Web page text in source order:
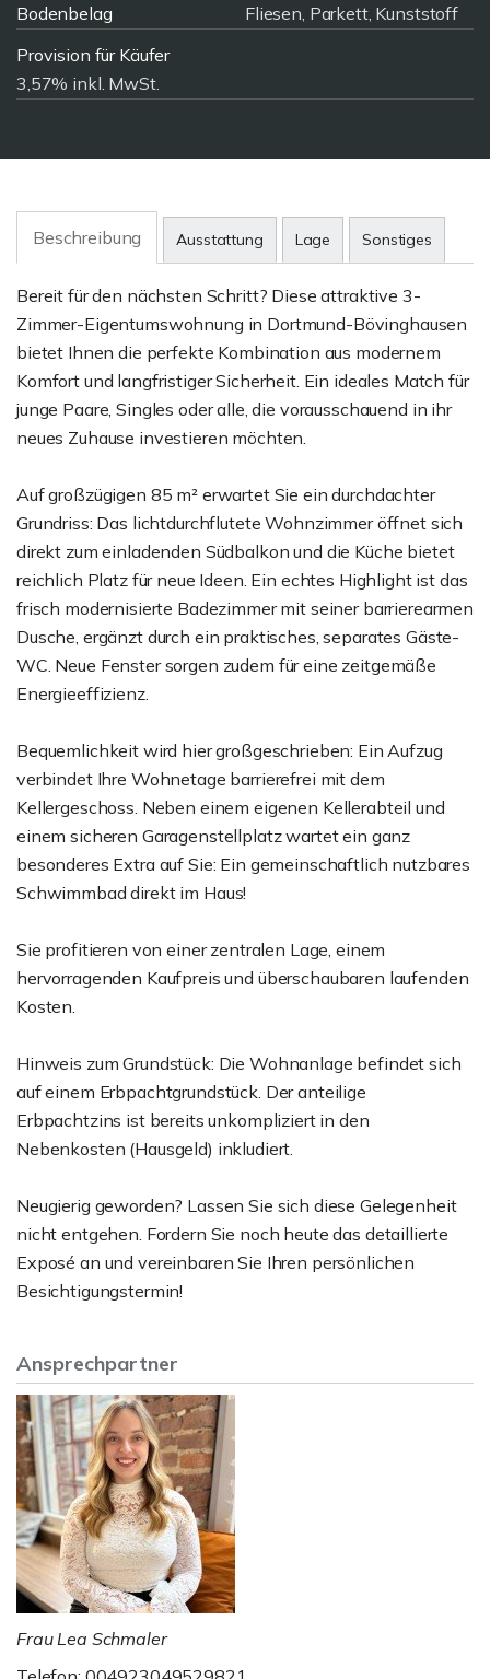
Bodenbelag
Fliesen, Parkett, Kunststoff
Provision für Käufer
3,57% inkl. MwSt.
Beschreibung Ausstattung Lage Sonstiges
Bereit für den nächsten Schritt? Diese attraktive 3-
Zimmer-Eigentumswohnung in Dortmund-Bövinghausen
bietet Ihnen die perfekte Kombination aus modernem
Komfort und langfristiger Sicherheit. Ein ideales Match für
junge Paare, Singles oder alle, die vorausschauend in ihr
neues Zuhause investieren möchten.
Auf großzügigen 85 m² erwartet Sie ein durchdachter
Grundriss: Das lichtdurchflutete Wohnzimmer öffnet sich
direkt zum einladenden Südbalkon und die Küche bietet
reichlich Platz für neue Ideen. Ein echtes Highlight ist das
frisch modernisierte Badezimmer mit seiner barrierearmen
Dusche, ergänzt durch ein praktisches, separates Gäste-
WC. Neue Fenster sorgen zudem für eine zeitgemäße
Energieeffizienz.
Bequemlichkeit wird hier großgeschrieben: Ein Aufzug
verbindet Ihre Wohnetage barrierefrei mit dem
Kellergeschoss. Neben einem eigenen Kellerabteil und
einem sicheren Garagenstellplatz wartet ein ganz
besonderes Extra auf Sie: Ein gemeinschaftlich nutzbares
Schwimmbad direkt im Haus!
Sie profitieren von einer zentralen Lage, einem
hervorragenden Kaufpreis und überschaubaren laufenden
Kosten.
Hinweis zum Grundstück: Die Wohnanlage befindet sich
auf einem Erbpachtgrundstück. Der anteilige
Erbpachtzins ist bereits unkompliziert in den
Nebenkosten (Hausgeld) inkludiert.
Neugierig geworden? Lassen Sie sich diese Gelegenheit
nicht entgehen. Fordern Sie noch heute das detaillierte
Exposé an und vereinbaren Sie Ihren persönlichen
Besichtigungstermin!
Ansprechpartner
Frau Lea Schmaler